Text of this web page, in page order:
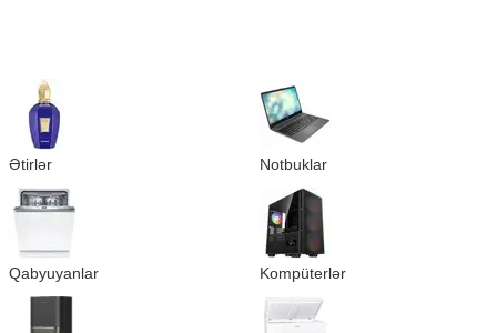
Ətirlər Notbuklar
Qabyuyanlar Kompüterlər